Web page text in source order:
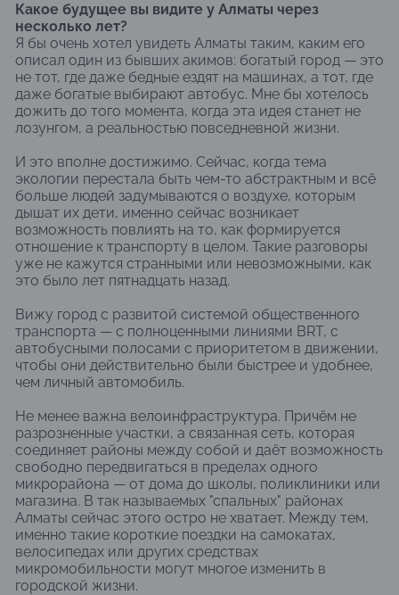
Какое будущее вы видите у Алматы через
несколько лет?
Я бы очень хотел увидеть Алматы таким, каким его
описал один из бывших акимов: богатый город — это
не тот, где даже бедные ездят на машинах, а тот, где
даже богатые выбирают автобус. Мне бы хотелось
дожить до того момента, когда эта идея станет не
лозунгом, а реальностью повседневной жизни.
И это вполне достижимо. Сейчас, когда тема
экологии перестала быть чем-то абстрактным и всё
больше людей задумываются о воздухе, которым
дышат их дети, именно сейчас возникает
возможность повлиять на то, как формируется
отношение к транспорту в целом. Такие разговоры
уже не кажутся странными или невозможными, как
это было лет пятнадцать назад.
Вижу город с развитой системой общественного
транспорта — с полноценными линиями BRT, с
автобусными полосами с приоритетом в движении,
чтобы они действительно были быстрее и удобнее,
чем личный автомобиль.
Не менее важна велоинфраструктура. Причём не
разрозненные участки, а связанная сеть, которая
соединяет районы между собой и даёт возможность
свободно передвигаться в пределах одного
микрорайона — от дома до школы, поликлиники или
магазина. В так называемых "спальных" районах
Алматы сейчас этого остро не хватает. Между тем,
именно такие короткие поездки на самокатах,
велосипедах или других средствах
микромобильности могут многое изменить в
городской жизни.